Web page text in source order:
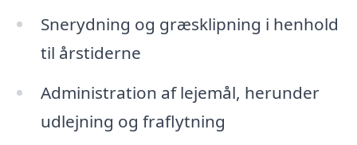
Snerydning og græsklipning i henhold
til årstiderne
Administration af lejemål, herunder
udlejning og fraflytning